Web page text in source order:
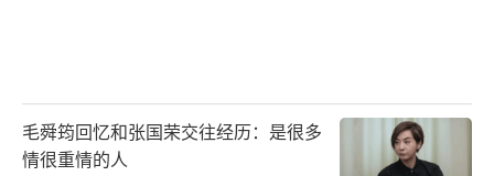
毛舜筠回忆和张国荣交往经历：是很多
情很重情的人